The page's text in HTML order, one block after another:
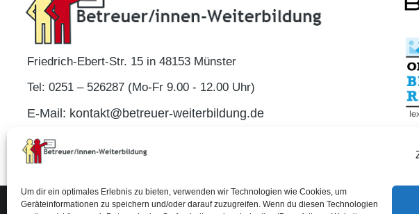
Um dir ein optimales Erlebnis zu bieten, verwenden wir Technologien wie Cookies, um
Geräteinformationen zu speichern und/oder darauf zuzugreifen. Wenn du diesen Technologien
Friedrich-Ebert-Str. 15 in 48153 Münster
Tel: 0251 – 526287 (Mo-Fr 9.00 - 12.00 Uhr)
E-Mail: kontakt@betreuer-weiterbildung.de